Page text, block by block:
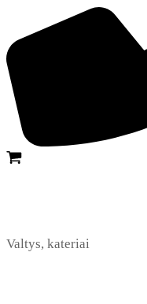
Valtys, kateriai